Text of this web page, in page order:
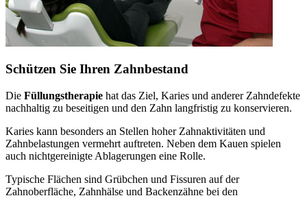
Schützen Sie Ihren Zahnbestand
Die Füllungstherapie hat das Ziel, Karies und anderer Zahndefekte
nachhaltig zu beseitigen und den Zahn langfristig zu konservieren.
Karies kann besonders an Stellen hoher Zahnaktivitäten und
Zahnbelastungen vermehrt auftreten. Neben dem Kauen spielen
auch nichtgereinigte Ablagerungen eine Rolle.
Typische Flächen sind Grübchen und Fissuren auf der
Zahnoberfläche, Zahnhälse und Backenzähne bei den